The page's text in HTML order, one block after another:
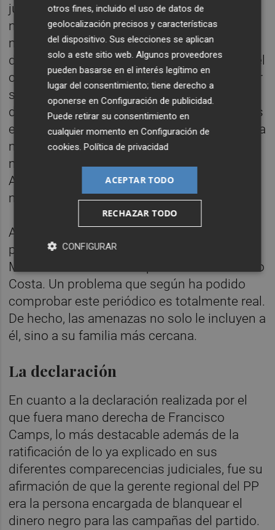
juzgado hablaba por sí misma. No estaba
nada bien. Así, durante la declaración ante el
magistrado de la AN, el exsecretario general
del PPCV le explicó al juezJosé de la Mata
el
calvario que está sufriendo y pidió ayuda por
segunda vez. En ese momento, con las
defensas delante, aseveró que las amenazas
eran anónimas. Sin embargo, al término de la
misma, Costa se quedó cerca de hora y
media con De la Mata y el fiscal
Anticorrupción
Antonio Romeral
más en profundidad, dichas amenazas.
Ahora será el magistrado José de la Mata la
persona encargada de tramitar ante el
Ministerio del Interior el problema de Ricardo
Costa. Un problema que según ha podido
comprobar este periódico es totalmente real.
De hecho, las amenazas no solo le incluyen a
él, sino a su familia más cercana.
La declaración
En cuanto a la declaración realizada por el
que fuera mano derecha de Francisco
Camps, lo más destacable además de la
ratificación de lo ya explicado en sus
diferentes comparecencias judiciales, fue su
afirmación de que la gerente regional del PP
era la persona encargada de blanquear el
dinero negro para las campañas del partido.
otros fines, incluido el uso de datos de
geolocalización precisos y características
del dispositivo. Sus elecciones se aplican
solo a este sitio web. Algunos proveedores
pueden basarse en el interés legítimo en
lugar del consentimiento; tiene derecho a
oponerse enConfiguración de publicidad.
Puede retirar su consentimiento en
cualquier momento enConfiguración de
cookies.Política de privacidad
ACEPTAR TODO
RECHAZAR TODO
CONFIGURAR